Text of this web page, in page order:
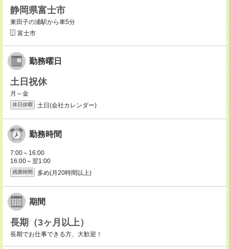
静岡県富士市
東田子の浦駅から車5分
富士市
勤務曜日
土日祝休
月～金
休日休暇 土日(会社カレンダー)
勤務時間
7:00～16:00
16:00～翌1:00
残業時間 多め(月20時間以上)
期間
長期（3ヶ月以上）
長期でお仕事できる方、大歓迎！